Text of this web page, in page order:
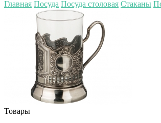
Главная Посуда Посуда столовая Стаканы
Товары